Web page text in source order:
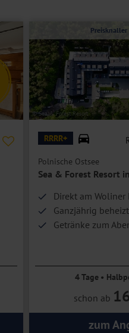
vier Personen.
die Doppelzimmer, eine
© Sea & Forest Resort
Preisknaller
RRRR+
Polnische Ostsee
Sea & Forest Resort
Direkt am
Ganzjährig
Getränke zum
4 Tage •
schon ab
zum